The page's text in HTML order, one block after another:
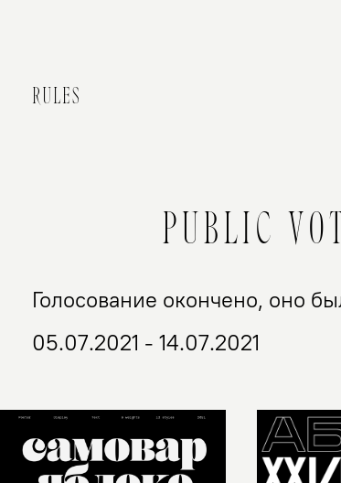
RULES
PUBLIC
Голосование окончено, оно
05.07.2021 - 14.07.2021